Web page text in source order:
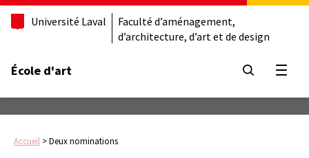
Université Laval
Faculté d’aménagement,
d’architecture, d’art et de design
École d'art
Accueil >Deux nominations